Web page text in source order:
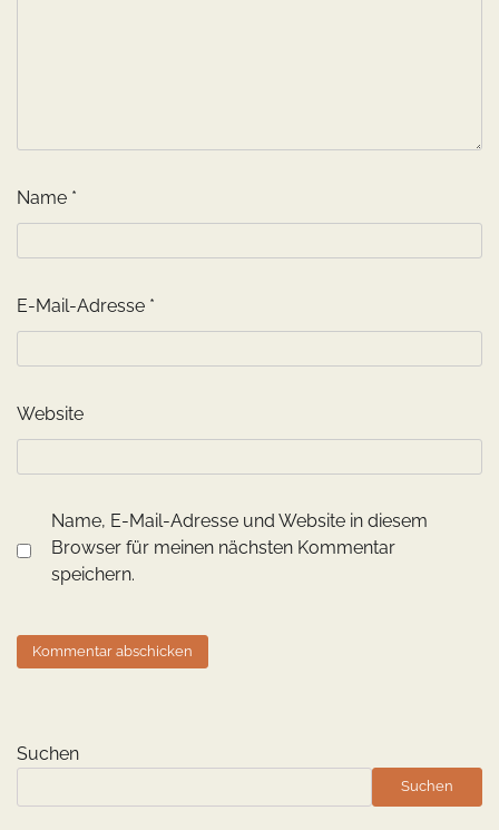
Name *
E-Mail-Adresse *
Website
Name, E-Mail-Adresse und Website in diesem
Browser für meinen nächsten Kommentar
speichern.
Suchen
Suchen